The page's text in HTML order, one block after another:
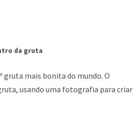
da gruta
gruta mais bonita do mundo. O
usando uma fotografia para criar